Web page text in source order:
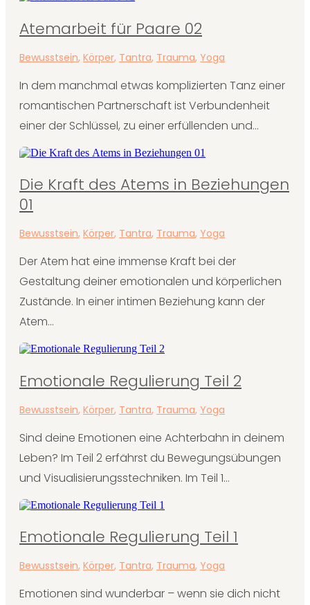
Atemarbeit für Paare 02
Bewusstsein, Körper, Tantra, Trauma, Yoga
In dem manchmal etwas komplizierten Tanz einer
romantischen Partnerschaft ist Verbundenheit
einer der Schlüssel, zu einer erfüllenden und...
Die Kraft des Atems in Beziehungen
01
Bewusstsein, Körper, Tantra, Trauma, Yoga
Der Atem hat eine immense Kraft bei der
Gestaltung deiner emotionalen und körperlichen
Zustände. In einer intimen Beziehung kann der
Atem...
Emotionale Regulierung Teil 2
Bewusstsein, Körper, Tantra, Trauma, Yoga
Sind deine Emotionen eine Achterbahn in deinem
Leben? Im Teil 2 erfährst du Bewegungsübungen
und Visualisierungsstechniken. Im Teil 1...
Emotionale Regulierung Teil 1
Bewusstsein, Körper, Tantra, Trauma, Yoga
Emotionen sind wunderbar – wenn sie dich nicht